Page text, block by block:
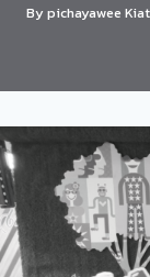
By pichayawee